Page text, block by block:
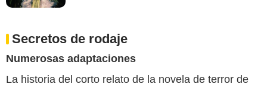
Secretos de rodaje
Numerosas adaptaciones
La historia del corto relato de la novela de terror de